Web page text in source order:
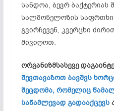
სანდოა, ბევრ ბაქტერიას
სალმონელოზის
გვირჩევენ, კვერცხი
მივიღოთ.
ორგანიზმსასევე
შევთავაზოთ ბავშვს
შეცდომა, რომელიც
საწამლევად გადააქცევს